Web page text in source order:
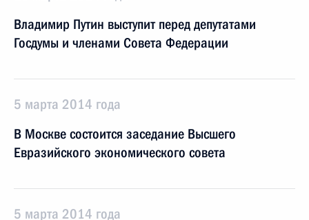
Владимир Путин выступит перед депутатами
Госдумы и членами Совета Федерации
5 марта 2014 года
В Москве состоится заседание Высшего
Евразийского экономического совета
5 марта 2014 года